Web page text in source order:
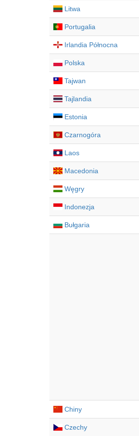
Litwa
Portugalia
Irlandia Północna
Polska
Tajwan
Tajlandia
Estonia
Czarnogóra
Laos
Macedonia
Węgry
Indonezja
Bułgaria
Chiny
Czechy